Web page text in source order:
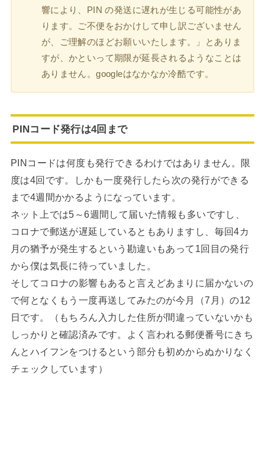
響により、PIN の発送に遅れが生じる可能性があ
ります。ご不便をおかけして申し訳ございません
が、ご理解のほどお願いいたします。」とありま
すが、かといって期限が延長されるようなことは
ありません。googleはなかなか冷酷です。
PINコード発行は4回まで
PINコードは何度も発行できるわけではありません。限
度は4回です。しかも一度発行したら次の発行ができる
まで4週間かかるようになっています。
ネット上では5～6週間して届いた情報も多いですし、
コロナで郵送が遅延しているともありますし、毎回4カ
月の猶予が発生するという勘違いもあって1回目の発行
から僕は気長に待っていました。
そしてコロナの影響もあると言えどあまりに届かないの
で何となくもう一度再送してみたのが今月（7月）の12
日です。（もちろん入力した住所が間違っていないかも
しっかりと確認済みです。よく言われる郵便番号にきち
んとハイフンをつけるという部分も初めからぬかりなく
チェックしています）